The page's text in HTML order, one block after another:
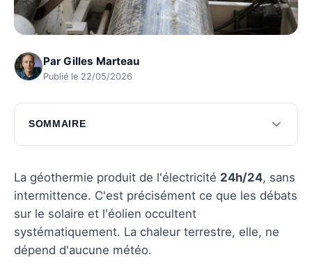
Par Gilles Marteau
Publié le 22/05/2026
SOMMAIRE
Mystères de la géothermie révélés
Impact global de la géothermie verte
Questions fréquentes
La géothermie produit de l'électricité 24h/24, sans
intermittence. C'est précisément ce que les débats
sur le solaire et l'éolien occultent
systématiquement. La chaleur terrestre, elle, ne
dépend d'aucune météo.